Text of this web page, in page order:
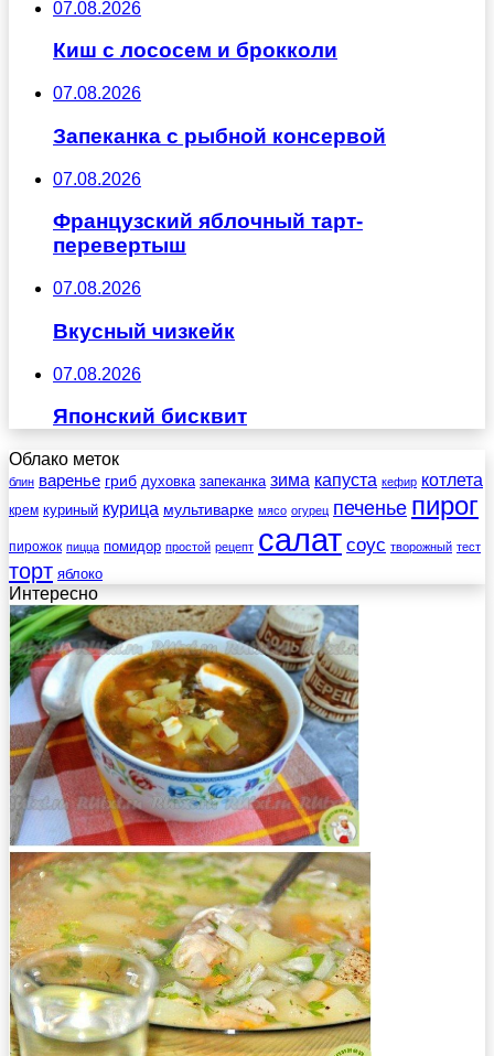
07.08.2026
Киш с лососем и брокколи
07.08.2026
Запеканка с рыбной консервой
07.08.2026
Французский яблочный тарт-
перевертыш
07.08.2026
Вкусный чизкейк
07.08.2026
Японский бисквит
Облако меток
блин варенье гриб духовка запеканка зима капуста кефир котлета
крем куриный курица мультиварке мясо огурец печенье пирог
пирожок пицца помидор простой рецепт салат соус творожный тест
торт яблоко
Интересно